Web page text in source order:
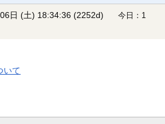
日 (土) 18:34:36(2252d)
今日：1
いて